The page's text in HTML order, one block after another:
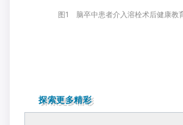
图1 脑卒中患者介入溶栓术后健康教
探索更多精彩